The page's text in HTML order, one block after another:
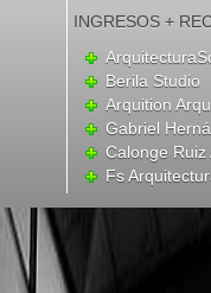
INGRESOS +
Berila Studio
Arquition
Gabriel
Calonge Ruiz
Fs